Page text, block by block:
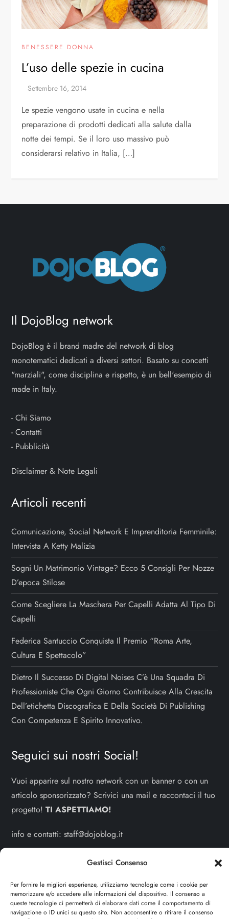
Gestisci Consenso
Per fornire le migliori esperienze, utilizziamo tecnologie come i cookie per
memorizzare e/o accedere alle informazioni del dispositivo. Il consenso a
queste tecnologie ci permetterà di elaborare dati come il comportamento di
navigazione o ID unici su questo sito. Non acconsentire o ritirare il consenso
BENESSERE DONNA
L’uso delle spezie in cucina
Le spezie vengono usate in cucina e nella
preparazione di prodotti dedicati alla salute dalla
notte dei tempi. Se il loro uso massivo può
considerarsi relativo in Italia, […]
Il DojoBlog network
DojoBlog è il brand madre del network di blog
monotematici dedicati a diversi settori. Basato su concetti
"marziali", come disciplina e rispetto, è un bell'esempio di
made in Italy.
-Chi Siamo
-Contatti
- Pubblicità
Disclaimer & Note Legali
Articoli recenti
Comunicazione, Social Network E Imprenditoria Femminile:
Intervista A Ketty Malizia
Sogni Un Matrimonio Vintage? Ecco 5 Consigli Per Nozze
D’epoca Stilose
Come Scegliere La Maschera Per Capelli Adatta Al Tipo Di
Capelli
Federica Santuccio Conquista Il Premio “Roma Arte,
Cultura E Spettacolo”
Dietro Il Successo Di Digital Noises C’è Una Squadra Di
Professioniste Che Ogni Giorno Contribuisce Alla Crescita
Dell’etichetta Discografica E Della Società Di Publishing
Con Competenza E Spirito Innovativo.
Seguici sui nostri Social!
Vuoi apparire sul nostro network con un banner o con un
articolo sponsorizzato? Scrivici una mail e raccontaci il tuo
progetto!TI ASPETTIAMO!
info e contatti:staff@dojoblog.it
dojodonna.it è un progetto facente parte del network
legale in Via delle Sirene 34 - Roma - P.iva:
IT13402731007